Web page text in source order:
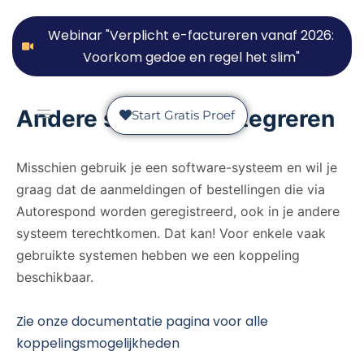
Webinar "Verplicht e-factureren vanaf 2026:
Voorkom gedoe en regel het slim"
Start Gratis Proef
Andere systemen integreren
Misschien gebruik je een software-systeem en wil je
graag dat de aanmeldingen of bestellingen die via
Autorespond worden geregistreerd, ook in je andere
systeem terechtkomen. Dat kan! Voor enkele vaak
gebruikte systemen hebben we een koppeling
beschikbaar.
Zie onze documentatie pagina voor alle
koppelingsmogelijkheden